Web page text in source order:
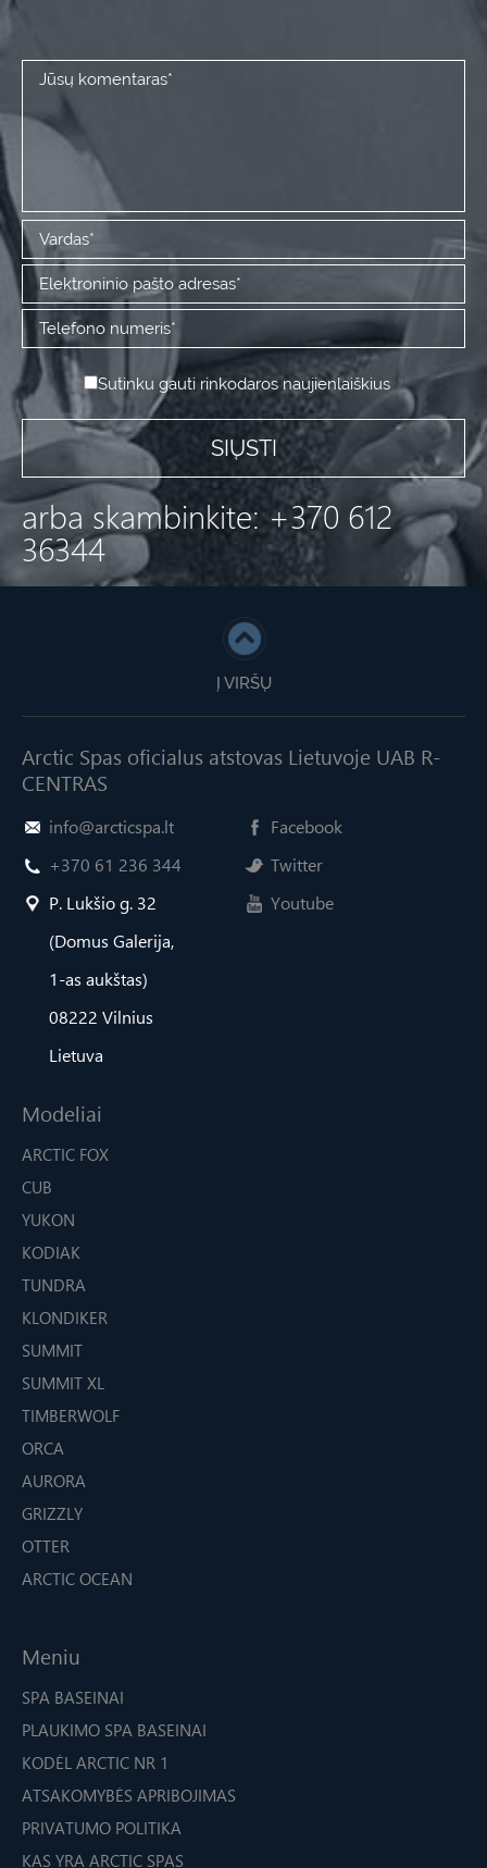
Sutinku gauti rinkodaros naujienlaiškius
arba skambinkite: +370 612
36344
Į VIRŠŲ
Arctic Spas oficialus atstovas Lietuvoje UAB R-
CENTRAS
info@arcticspa.lt
+370 61 236 344
P. Lukšio g. 32
(Domus Galerija,
1-as aukštas)
08222 Vilnius
Lietuva
Facebook
Twitter
Youtube
Modeliai
ARCTIC FOX
CUB
YUKON
KODIAK
TUNDRA
KLONDIKER
SUMMIT
SUMMIT XL
TIMBERWOLF
ORCA
AURORA
GRIZZLY
OTTER
ARCTIC OCEAN
Meniu
SPA BASEINAI
PLAUKIMO SPA BASEINAI
KODĖL ARCTIC NR 1
ATSAKOMYBĖS APRIBOJIMAS
PRIVATUMO POLITIKA
KAS YRA ARCTIC SPAS